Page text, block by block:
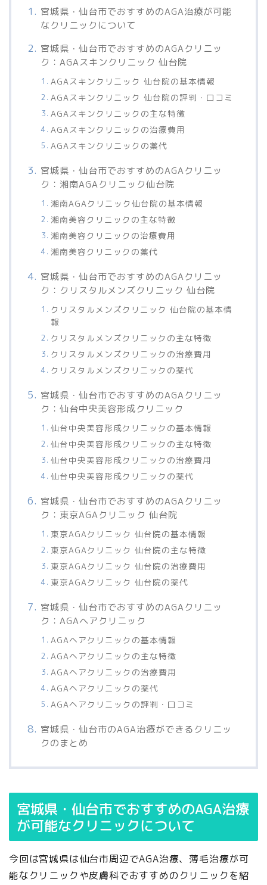
宮城県・仙台市でおすすめのAGA治療が可能
なクリニックについて
宮城県・仙台市でおすすめのAGAクリニッ
ク：AGAスキンクリニック 仙台院
AGAスキンクリニック 仙台院の基本情報
AGAスキンクリニック 仙台院の評判・口コミ
AGAスキンクリニックの主な特徴
AGAスキンクリニックの治療費用
AGAスキンクリニックの薬代
宮城県・仙台市でおすすめのAGAクリニッ
ク：湘南AGAクリニック仙台院
湘南AGAクリニック仙台院の基本情報
湘南美容クリニックの主な特徴
湘南美容クリニックの治療費用
湘南美容クリニックの薬代
宮城県・仙台市でおすすめのAGAクリニッ
ク：クリスタルメンズクリニック 仙台院
クリスタルメンズクリニック 仙台院の基本情
報
クリスタルメンズクリニックの主な特徴
クリスタルメンズクリニックの治療費用
クリスタルメンズクリニックの薬代
宮城県・仙台市でおすすめのAGAクリニッ
ク：仙台中央美容形成クリニック
仙台中央美容形成クリニックの基本情報
仙台中央美容形成クリニックの主な特徴
仙台中央美容形成クリニックの治療費用
仙台中央美容形成クリニックの薬代
宮城県・仙台市でおすすめのAGAクリニッ
ク：東京AGAクリニック 仙台院
東京AGAクリニック 仙台院の基本情報
東京AGAクリニック 仙台院の主な特徴
東京AGAクリニック 仙台院の治療費用
東京AGAクリニック 仙台院の薬代
宮城県・仙台市でおすすめのAGAクリニッ
ク：AGAヘアクリニック
AGAヘアクリニックの基本情報
AGAヘアクリニックの主な特徴
AGAヘアクリニックの治療費用
AGAヘアクリニックの薬代
AGAヘアクリニックの評判・口コミ
宮城県・仙台市のAGA治療ができるクリニッ
クのまとめ
宮城県・仙台市でおすすめのAGA治療
が可能なクリニックについて
今回は宮城県は仙台市周辺でAGA治療、薄毛治療が可
能なクリニックや皮膚科でおすすめのクリニックを紹